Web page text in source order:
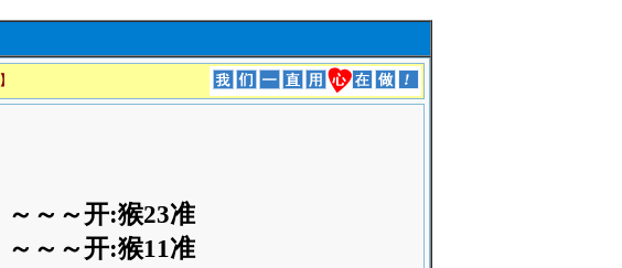
】
～～～开:猴23准
～～～开:猴11准